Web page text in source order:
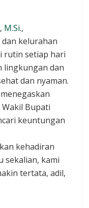
M.Si.,
kelurahan
rutin setiap hari
lingkungan dan
dan nyaman.
Bupati
keuntungan
kehadiran
sekalian, kami
tertata, adil,